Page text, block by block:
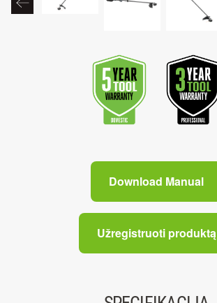
Download Manual
Užregistruoti produktą